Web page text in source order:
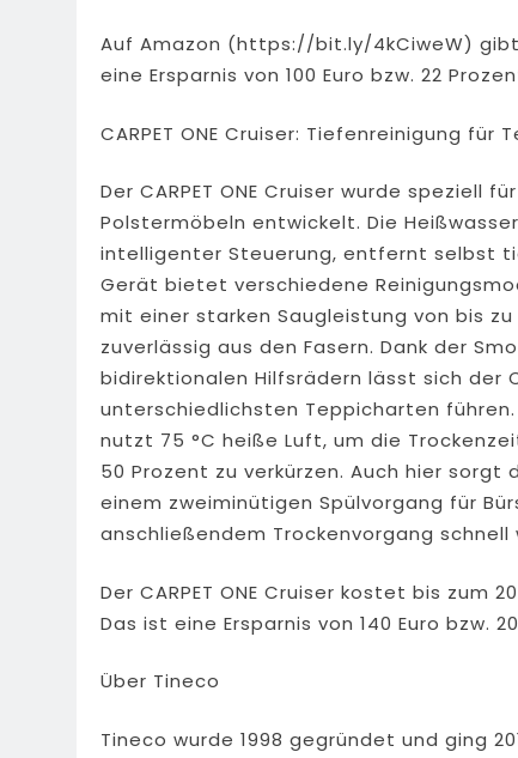
Auf Amazon (https://bit.ly/4kCiweW) gibt
eine Ersparnis von 100 Euro bzw. 22
CARPET ONE Cruiser: Tiefenreinigung für
Der CARPET ONE Cruiser wurde speziell
Polstermöbeln entwickelt. Die
intelligenter Steuerung, entfernt selbst
Gerät bietet verschiedene
mit einer starken Saugleistung von bis
zuverlässig aus den Fasern. Dank der
bidirektionalen Hilfsrädern lässt sich der
unterschiedlichsten Teppicharten
nutzt 75 °C heiße Luft, um die
50 Prozent zu verkürzen. Auch hier
einem zweiminütigen Spülvorgang für
anschließendem Trockenvorgang
Der CARPET ONE Cruiser kostet bis
Das ist eine Ersparnis von 140 Euro bzw.
Über Tineco
Tineco wurde 1998 gegründet und ging